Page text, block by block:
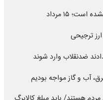
۱۵ مرداد
ترجیحی
ضدنقلاب وارد شوند
آب و گاز مواجه بودیم